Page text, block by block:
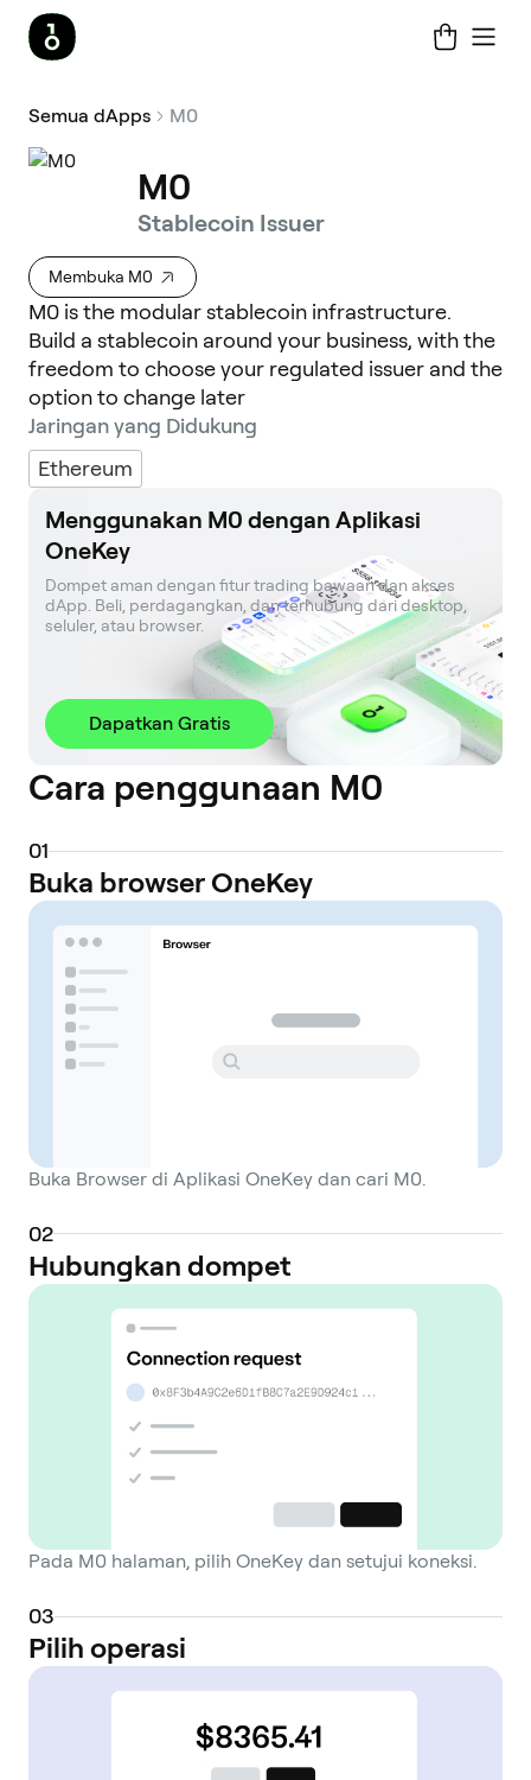
Semua dApps M0
M0
Stablecoin Issuer
Membuka M0
M0 is the modular stablecoin infrastructure.
Build a stablecoin around your business, with the
freedom to choose your regulated issuer and the
option to change later
Jaringan yang Didukung
Ethereum
Menggunakan M0 dengan Aplikasi
OneKey
Dompet aman dengan fitur trading bawaan dan akses
dApp. Beli, perdagangkan, dan terhubung dari desktop,
seluler, atau browser.
Dapatkan Gratis
Cara penggunaan M0
01
Buka browser OneKey
Buka Browser di Aplikasi OneKey dan cari M0.
02
Hubungkan dompet
Pada M0 halaman, pilih OneKey dan setujui koneksi.
03
Pilih operasi